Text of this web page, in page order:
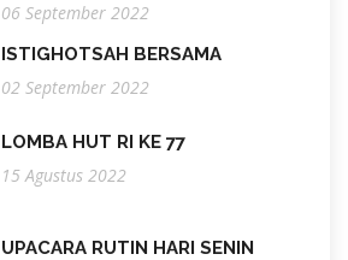
06 September 2022
ISTIGHOTSAH BERSAMA
02 September 2022
LOMBA HUT RI KE 77
15 Agustus 2022
UPACARA RUTIN HARI SENIN